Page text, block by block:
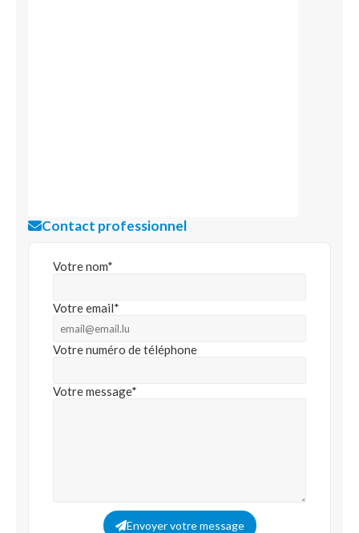
Contact professionnel
Votre nom*
Votre email*
Votre numéro de téléphone
Votre message*
Envoyer votre message